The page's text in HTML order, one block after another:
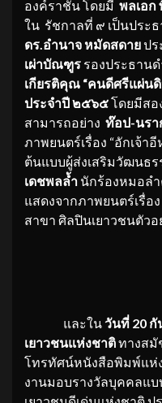
องค์ราชัน โดยมี พลเอก
ใน รัชกาลที่ ๙ เป็นประ
ดร.อำนาจ หมัดสดายปร
เผ่าบัณฑูร รองประธาน
เกียรติคุณ “คนดีศรีแผ่น
ประจำปี ๒๕๖๕โดยมีสอ
สามารถอย่าง ท๊อป-นรา
ภาพยนตร์เรื่อง “อักเจ้า
ต้นแบบผู้ส่งเสริมวัฒนธร
เดชพลล้ำ นักร้องหมอล
แสดงจากภาพยนตร์เรื่อง
สาขา ศิลปินเยาวชนตัวอ
และในวันที่ 20 กั
เยาวชนแห่งชาติทางสมั
โทรทัศน์หนังสือพิมพ์แห่ง
งานมอบรางวัลบุคคลแบ